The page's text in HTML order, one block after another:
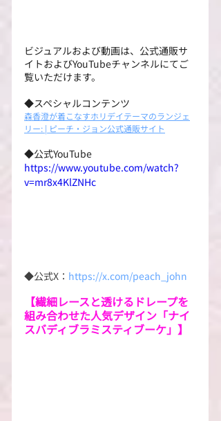
ビジュアルおよび動画は、公式通販サ
イトおよびYouTubeチャンネルにてご
覧いただけます。
◆スペシャルコンテンツ
森香澄が着こなすホリデイテーマのランジェ
リー: | ピーチ・ジョン公式通販サイト
◆公式YouTube
https://www.youtube.com/watch?
v=mr8x4KlZNHc
◆公式X： https://x.com/peach_john
【繊細レースと透けるドレープを
組み合わせた人気デザイン「ナイ
スバディブラミスティブーケ」】